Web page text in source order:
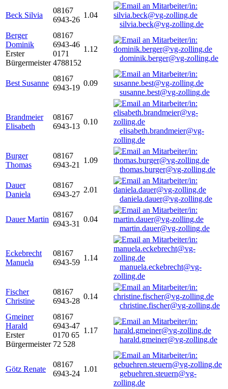
Beck Silvia
08167
6943-26
1.04
silvia.beck@vg-zolling.de
Berger
Dominik
Erster
Bürgermeister
08167
6943-46
0171
4788152
1.12
dominik.berger@vg-zolling.de
Best Susanne
08167
6943-19
0.09
susanne.best@vg-zolling.de
Brandmeier
Elisabeth
08167
6943-13
0.10
elisabeth.brandmeier@vg-
zolling.de
Burger
Thomas
08167
6943-21
1.09
thomas.burger@vg-zolling.de
Dauer
Daniela
08167
6943-27
2.01
daniela.dauer@vg-zolling.de
Dauer Martin
08167
6943-31
0.04
martin.dauer@vg-zolling.de
Eckebrecht
Manuela
08167
6943-59
1.14
manuela.eckebrecht@vg-
zolling.de
Fischer
Christine
08167
6943-28
0.14
christine.fischer@vg-zolling.de
Gmeiner
Harald
Erster
Bürgermeister
08167
6943-47
0170 65
72 528
1.17
harald.gmeiner@vg-zolling.de
Götz Renate
08167
6943-24
1.01
gebuehren.steuern@vg-
zolling.de